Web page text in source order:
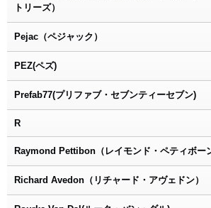
トリーズ）
Pejac（ペジャック）
PEZ(ペズ)
Prefab77(プリファブ・セブンティーセブン)
R
Raymond Pettibon（レイモンド・ペティボー
Richard Avedon（リチャード・アヴェドン）